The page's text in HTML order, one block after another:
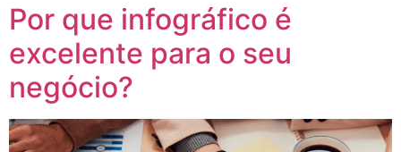
Por que infográfico é
excelente para o seu
negócio?